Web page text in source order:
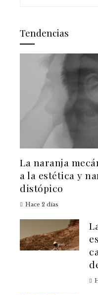
Tendencias
La naranja
a la estética y
distópico
Hace 2 días